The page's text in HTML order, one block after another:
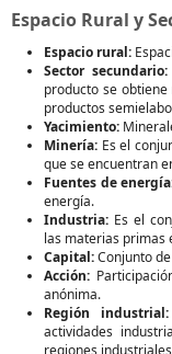
Espacio Rural y
Espacio rural:
Sector secundario:
producto se
productos
Yacimiento:
Minería: Es el
que se encuentran
Fuentes de
energía.
Industria: Es el
las materias primas
Capital:Conjunto
Acción:
anónima.
Región industrial:
actividades
regiones